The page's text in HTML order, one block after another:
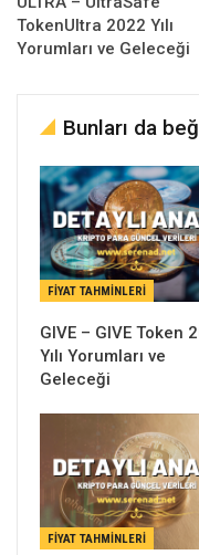
TokenUltra 2022 Yılı
Yorumları ve Geleceği
Bunları da
FIYAT TAHMINLERI
GIVE – GIVE Token
Yılı Yorumları ve
Geleceği
FIYAT TAHMINLERI